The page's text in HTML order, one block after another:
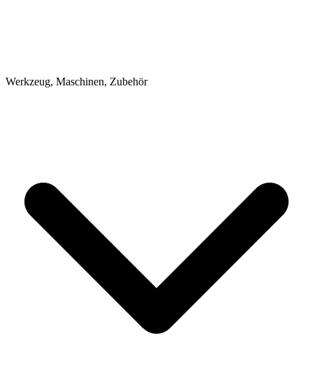
Werkzeug, Maschinen, Zubehör